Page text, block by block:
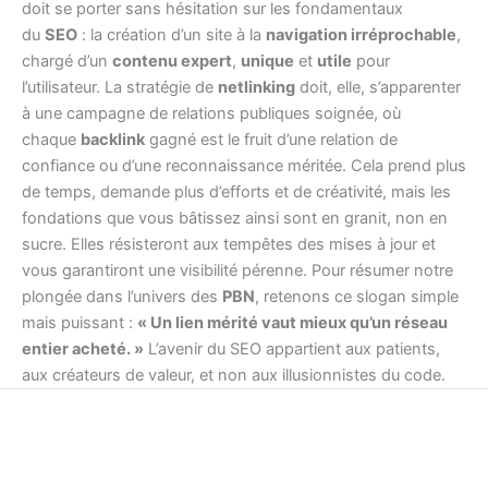
doit se porter sans hésitation sur les fondamentaux
du SEO : la création d’un site à la navigation irréprochable,
chargé d’un contenu expert, unique et utile pour
l’utilisateur. La stratégie de netlinking doit, elle, s’apparenter
à une campagne de relations publiques soignée, où
chaque backlink gagné est le fruit d’une relation de
confiance ou d’une reconnaissance méritée. Cela prend plus
de temps, demande plus d’efforts et de créativité, mais les
fondations que vous bâtissez ainsi sont en granit, non en
sucre. Elles résisteront aux tempêtes des mises à jour et
vous garantiront une visibilité pérenne. Pour résumer notre
plongée dans l’univers des PBN, retenons ce slogan simple
mais puissant : « Un lien mérité vaut mieux qu’un réseau
entier acheté. » L’avenir du SEO appartient aux patients,
aux créateurs de valeur, et non aux illusionnistes du code.